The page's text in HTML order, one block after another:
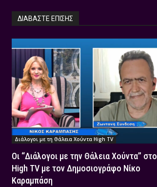
ΔΙΑΒΑΣΤΕ ΕΠΙΣΗΣ
Διάλογοι με τη Θάλεια Χούντα High TV
Οι “Διάλογοι με την Θάλεια Χούντα” στο
High TV με τον Δημοσιογράφο Νίκο
Καραμπάση